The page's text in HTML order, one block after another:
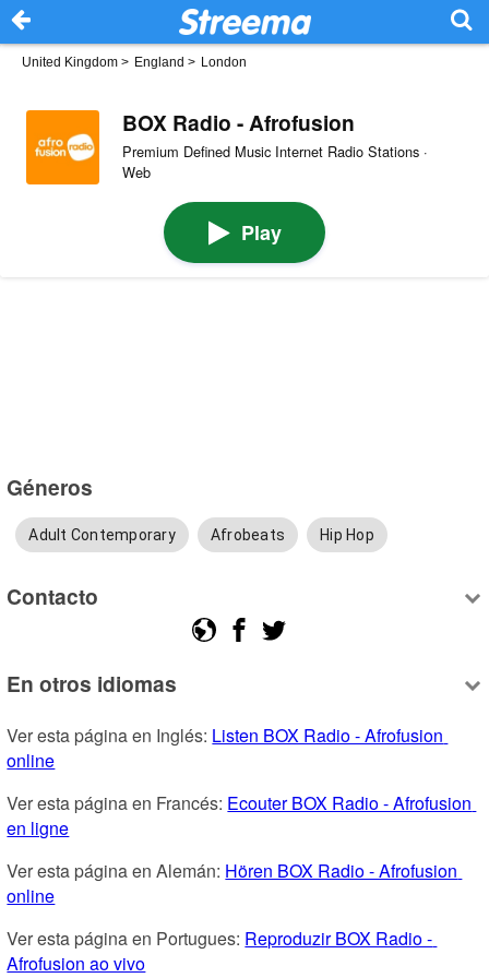
United Kingdom > England > London
BOX Radio - Afrofusion
Premium Defined Music Internet Radio Stations ·
Web
Play
Géneros
Adult Contemporary Afrobeats Hip Hop
Contacto
En otros idiomas
Ver esta página en Inglés: Listen BOX Radio - Afrofusion
online
Ver esta página en Francés: Ecouter BOX Radio - Afrofusion
en ligne
Ver esta página en Alemán: Hören BOX Radio - Afrofusion
online
Ver esta página en Portugues: Reproduzir BOX Radio -
Afrofusion ao vivo